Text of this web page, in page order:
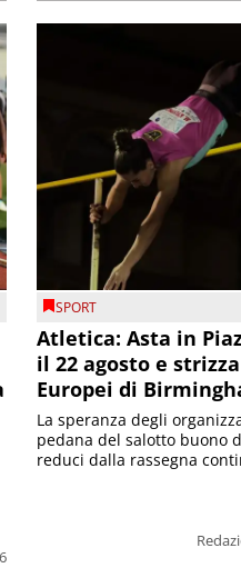
SPORT
Atletica: Asta in
il 22 agosto e
Europei di
La speranza degli
pedana del salotto buono
reduci dalla rassegna